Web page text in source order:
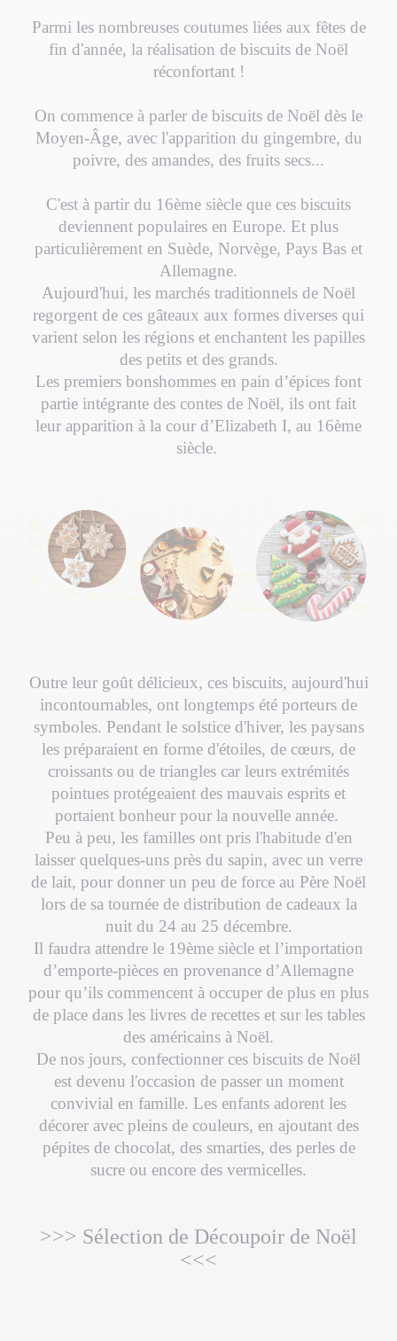
Parmi les nombreuses coutumes liées aux fêtes de
fin d'année, la réalisation de biscuits de Noël
réconfortant !
On commence à parler de biscuits de Noël dès le
Moyen-Âge, avec l'apparition du gingembre, du
poivre, des amandes, des fruits secs...
C'est à partir du 16ème siècle que ces biscuits
deviennent populaires en Europe. Et plus
particulièrement en Suède, Norvège, Pays Bas et
Allemagne.
Aujourd'hui, les marchés traditionnels de Noël
regorgent de ces gâteaux aux formes diverses qui
varient selon les régions et enchantent les papilles
des petits et des grands.
Les premiers bonshommes en pain d’épices font
partie intégrante des contes de Noël, ils ont fait
leur apparition à la cour d’Elizabeth I, au 16ème
siècle.
Outre leur goût délicieux, ces biscuits, aujourd'hui
incontournables, ont longtemps été porteurs de
symboles. Pendant le solstice d'hiver, les paysans
les préparaient en forme d'étoiles, de cœurs, de
croissants ou de triangles car leurs extrémités
pointues protégeaient des mauvais esprits et
portaient bonheur pour la nouvelle année.
Peu à peu, les familles ont pris l'habitude d'en
laisser quelques-uns près du sapin, avec un verre
de lait, pour donner un peu de force au Père Noël
lors de sa tournée de distribution de cadeaux la
nuit du 24 au 25 décembre.
Il faudra attendre le 19ème siècle et l’importation
d’emporte-pièces en provenance d’Allemagne
pour qu’ils commencent à occuper de plus en plus
de place dans les livres de recettes et sur les tables
des américains à Noël.
De nos jours, confectionner ces biscuits de Noël
est devenu l'occasion de passer un moment
convivial en famille. Les enfants adorent les
décorer avec pleins de couleurs, en ajoutant des
pépites de chocolat, des smarties, des perles de
sucre ou encore des vermicelles.
>>> Sélection de Découpoir de Noël
<<<